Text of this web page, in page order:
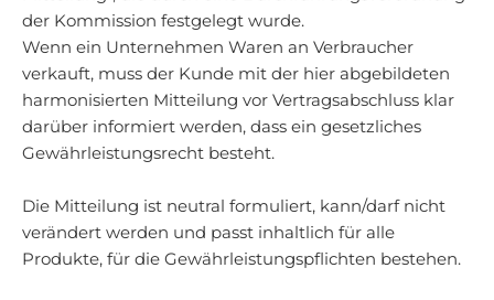
der Kommission festgelegt wurde.
Wenn ein Unternehmen Waren an Verbraucher
verkauft, muss der Kunde mit der hier abgebildeten
harmonisierten Mitteilung vor Vertragsabschluss klar
darüber informiert werden, dass ein gesetzliches
Gewährleistungsrecht besteht.
Die Mitteilung ist neutral formuliert, kann/darf nicht
verändert werden und passt inhaltlich für alle
Produkte, für die Gewährleistungspflichten bestehen.